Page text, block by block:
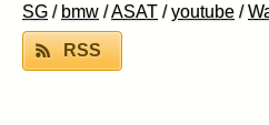
SG / bmw /ASAT /youtube /
RSS